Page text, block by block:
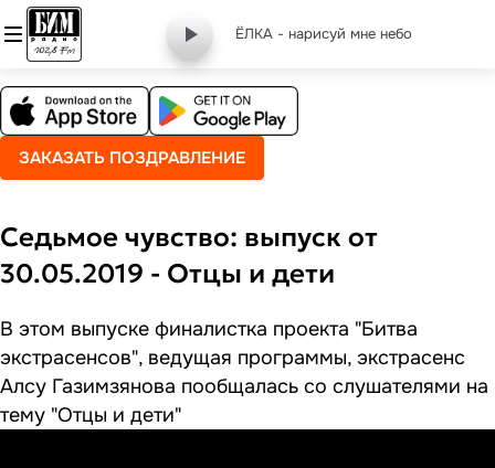
ЁЛКА - нарисуй мне небо
ЗАКАЗАТЬ ПОЗДРАВЛЕНИЕ
Седьмое чувство: выпуск от
30.05.2019 - Отцы и дети
В этом выпуске финалистка проекта "Битва
экстрасенсов", ведущая программы, экстрасенс
Алсу Газимзянова пообщалась со слушателями на
тему "Отцы и дети"